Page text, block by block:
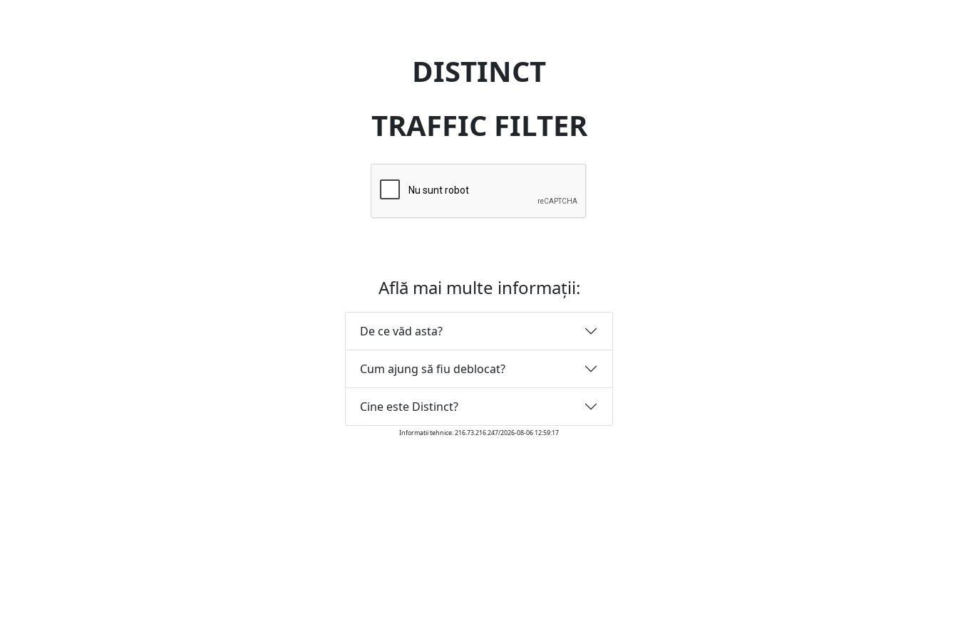
DISTINCT
TRAFFIC FILTER
Află mai multe informații:
De ce văd asta?
Cum ajung să fiu deblocat?
Cine este Distinct?
Informatii tehnice: 216.73.216.247/2026-08-06 12:59:17